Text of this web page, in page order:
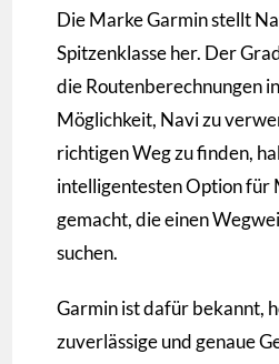
Die Marke Garmin stellt
Spitzenklasse her. Der
die Routenberechnungen
Möglichkeit, Navi zu
richtigen Weg zu finden,
intelligentesten Option
gemacht, die einen
suchen.
Garmin ist dafür bekannt,
zuverlässige und genaue